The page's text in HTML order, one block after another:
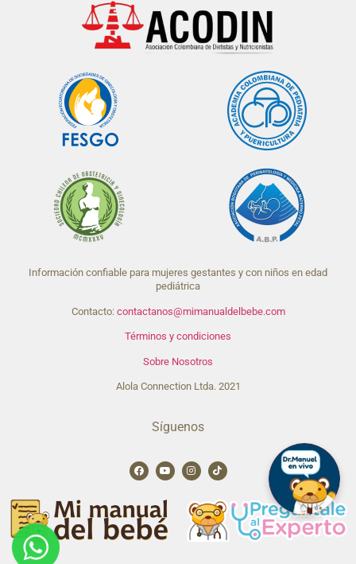
Información confiable para mujeres gestantes y con niños en edad
pediátrica
Contacto: contactanos@mimanualdelbebe.com
Términos y condiciones
Sobre Nosotros
Alola Connection Ltda. 2021
Síguenos